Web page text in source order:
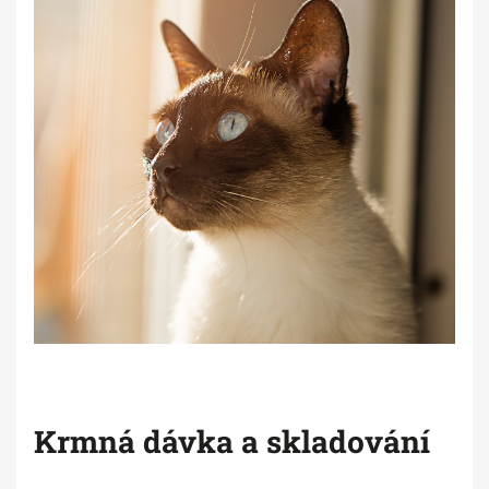
Krmná dávka a skladování